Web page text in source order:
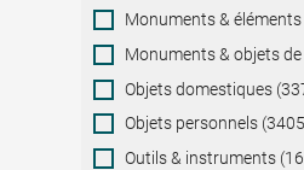
Monuments &
Monuments & objets
Objets domestiques
Objets personnels
Outils & instruments